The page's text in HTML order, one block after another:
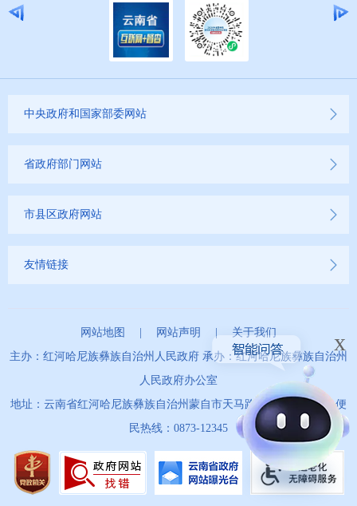
中央政府和国家部委网站
省政府部门网站
市县区政府网站
友情链接
网站地图 网站声明
关于我们
主办：红河哈尼族彝族自治州人民政府 承办：红河哈尼族彝族自治州
人民政府办公室
地址：云南省红河哈尼族彝族自治州蒙自市天马路67号 政务服务便
民热线：0873-12345
x